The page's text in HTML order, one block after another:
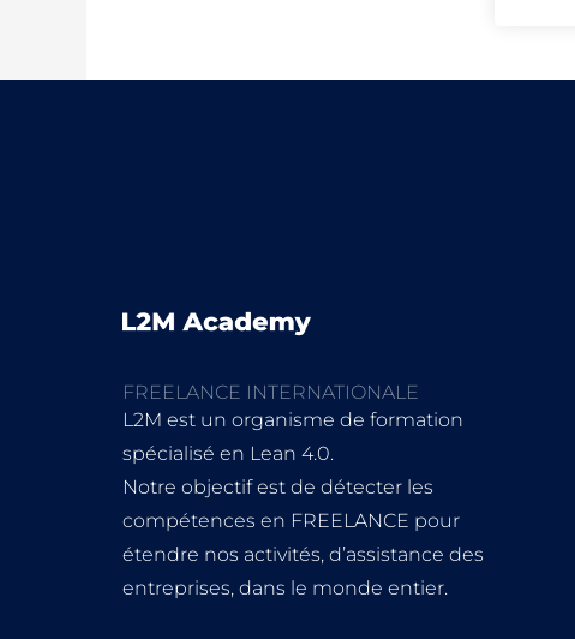
FREELANCE INTERNATIONALE
L2M est un organisme de formation
spécialisé en Lean 4.0.
Notre objectif est de détecter les
compétences en FREELANCE pour
étendre nos activités, d’assistance des
entreprises, dans le monde entier.